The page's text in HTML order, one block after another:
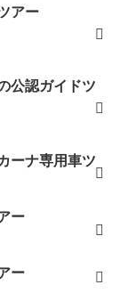
アー
公認ガイドツ
ーナ専用車ツ
ー
ー